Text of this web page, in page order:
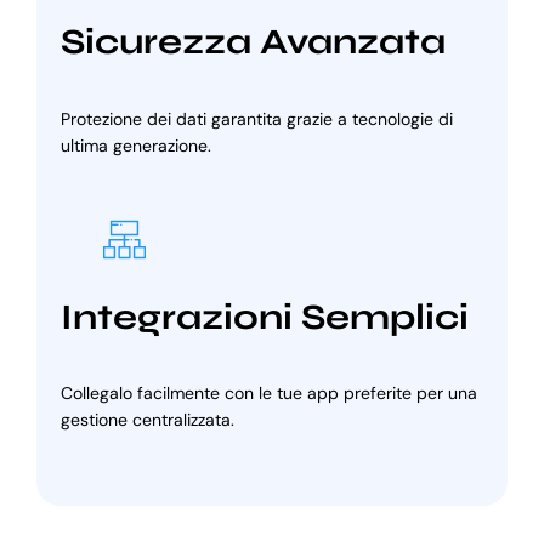
Sicurezza Avanzata
Protezione dei dati garantita grazie a tecnologie di
ultima generazione.
Integrazioni Semplici
Collegalo facilmente con le tue app preferite per una
gestione centralizzata.